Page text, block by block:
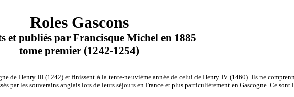
Roles Gascons
et publiés par Francisque Michel en 1885
tome premier (1242-1254)
de Henry III (1242) et finissent à la tente-neuvième année de celui de Henry IV (1460). Ils ne
par les souverains anglais lors de leurs séjours en France et plus particulièrement en Gascogne. Ce sont